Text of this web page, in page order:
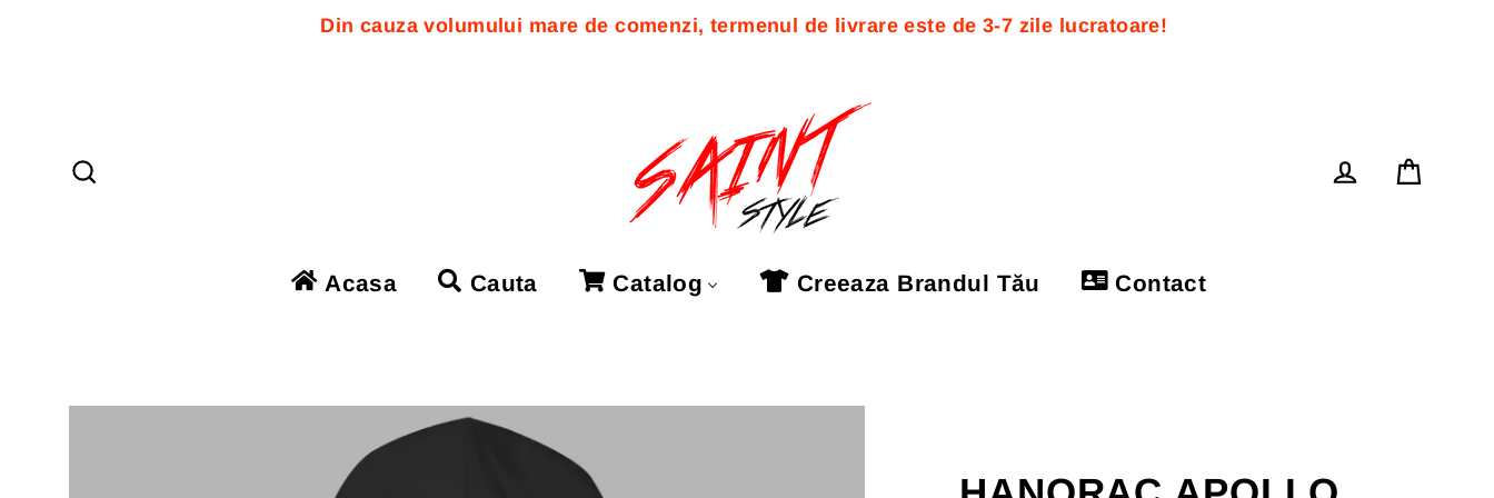
Din cauza volumului mare de comenzi, termenul de livrare este de 3-7 zile lucratoare!
Acasa Cauta Catalog Creeaza Brandul Tău Contact